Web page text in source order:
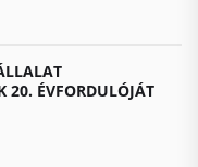
20. ÉVFORDULÓJÁT